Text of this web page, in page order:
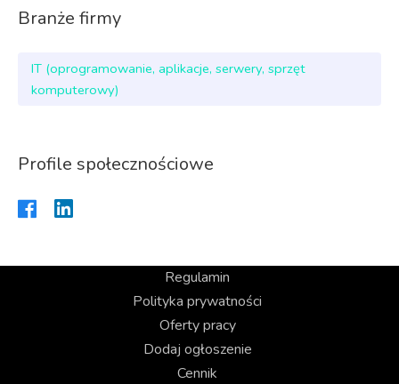
Branże firmy
IT (oprogramowanie, aplikacje, serwery, sprzęt
komputerowy)
Profile społecznościowe
Regulamin
Polityka prywatności
Oferty pracy
Dodaj ogłoszenie
Cennik